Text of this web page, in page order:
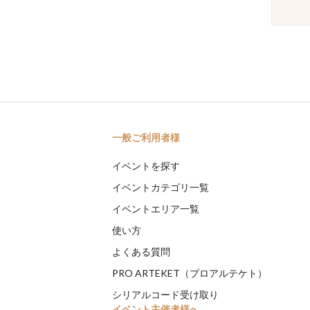
一般ご利用者様
イベントを探す
イベントカテゴリ一覧
イベントエリア一覧
使い方
よくある質問
PRO ARTEKET（プロアルテケト）
シリアルコード受け取り